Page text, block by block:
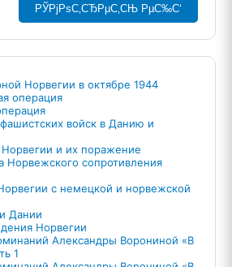
РЎРјРѕС‚СЂРµС‚СЊ РµС‰С‘
Норвегии в октябре 1944
операция
войск в Данию и
и их поражение
Норвежского сопротивления
с немецкой и норвежской
Дании
Норвегии
Александры Ворониной «В
1